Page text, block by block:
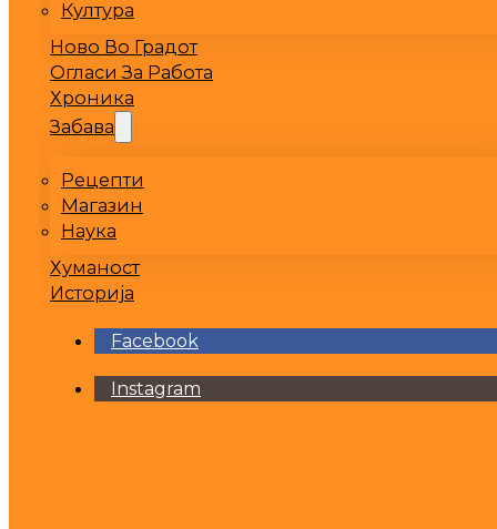
Култура
Ново Во Градот
Огласи За Работа
Хроника
Забава
Рецепти
Магазин
Наука
Хуманост
Историја
Facebook
Instagram